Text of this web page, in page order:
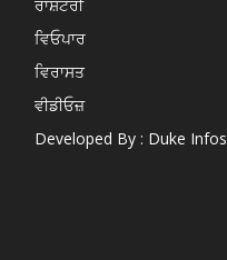
ਰਾਸ਼ਟਰੀ
ਵਿਓਪਾਰ
ਵਿਰਾਸਤ
ਵੀਡੀਓਜ਼
Developed By : Duke